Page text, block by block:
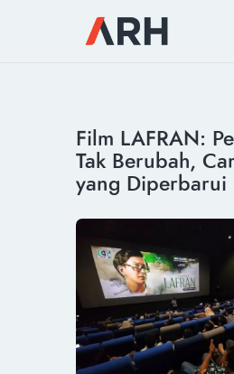
INSPIRING
MONDAY
RILIS MEDIA
BUKU
PIDATO
KEBUDAYAAN
KENALAN
Film LAFRAN:
Tak Berubah,
yang Diperbarui